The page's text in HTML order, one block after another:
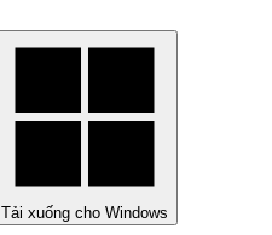
Tải xuống cho Windows